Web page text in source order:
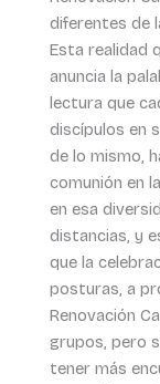
diferentes de
Esta realidad
anuncia la
lectura que
discípulos en
de lo mismo,
comunión en
en esa
distancias, y
que la
posturas, a
Renovación
grupos, pero
tener más